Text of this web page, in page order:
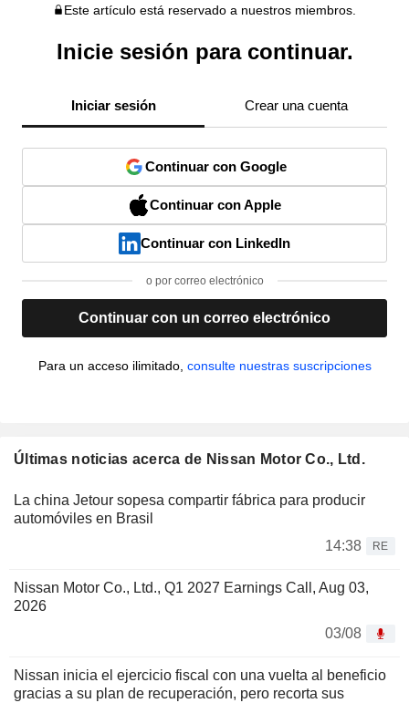
Este artículo está reservado a nuestros miembros.
Inicie sesión para continuar.
Iniciar sesión Crear una cuenta
Continuar con Google
Continuar con Apple
Continuar con LinkedIn
o por correo electrónico
Continuar con un correo electrónico
Para un acceso ilimitado, consulte nuestras suscripciones
Últimas noticias acerca de Nissan Motor Co., Ltd.
La china Jetour sopesa compartir fábrica para producir
automóviles en Brasil
14:38
RE
Nissan Motor Co., Ltd., Q1 2027 Earnings Call, Aug 03,
2026
03/08
Nissan inicia el ejercicio fiscal con una vuelta al beneficio
gracias a su plan de recuperación, pero recorta sus